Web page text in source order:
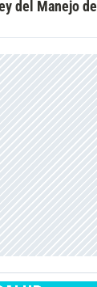
del Manejo del